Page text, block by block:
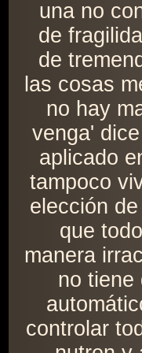
una no
de
de
las cosas
no hay
venga'
aplicado
tampoco
elección
que
manera
no tiene
controlar